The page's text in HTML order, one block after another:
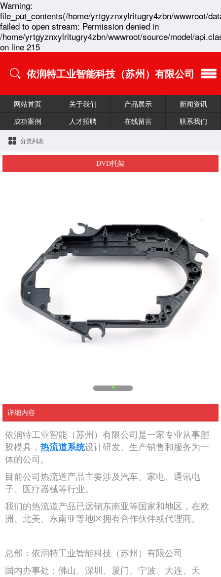
Warning:
file_put_contents(/home/yrtgyznxylritugry4zbn/wwwroot/
failed to open stream: Permission denied in
/home/yrtgyznxylritugry4zbn/wwwroot/source/model/
on line 215
依润特工业智能科技（苏州）有限公司
网站首页 关于我们 产品展示
新闻资讯
成功案例
人才招聘 在线留言 联系我们
分类列表
DVD托架
详细内容
依润特工业智能（苏州）有限公司是一家专业从事塑
胶模具， 热流道系统设计研发、生产销售和服务为一
体的公司。
目前公司热流道产品主要涉及汽车、家电、通讯电
子、医疗器械等行业。
我们的热流道产品已远销东南亚等国家和地区，在欧
洲、北美、东南亚等地区拥有合作伙伴或代理商。
总部：依润特工业智能科技（苏州）有限公司
国内办事处：佛山、深圳、厦门、宁波、大连、天